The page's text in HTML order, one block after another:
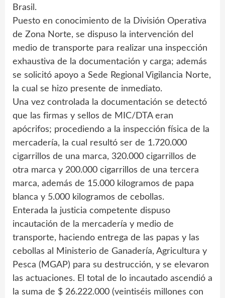
Brasil.
Puesto en conocimiento de la División Operativa
de Zona Norte, se dispuso la intervención del
medio de transporte para realizar una inspección
exhaustiva de la documentación y carga; además
se solicitó apoyo a Sede Regional Vigilancia Norte,
la cual se hizo presente de inmediato.
Una vez controlada la documentación se detectó
que las firmas y sellos de MIC/DTA eran
apócrifos; procediendo a la inspección física de la
mercadería, la cual resultó ser de 1.720.000
cigarrillos de una marca, 320.000 cigarrillos de
otra marca y 200.000 cigarrillos de una tercera
marca, además de 15.000 kilogramos de papa
blanca y 5.000 kilogramos de cebollas.
Enterada la justicia competente dispuso
incautación de la mercadería y medio de
transporte, haciendo entrega de las papas y las
cebollas al Ministerio de Ganadería, Agricultura y
Pesca (MGAP) para su destrucción, y se elevaron
las actuaciones. El total de lo incautado ascendió a
la suma de $ 26.222.000 (veintiséis millones con